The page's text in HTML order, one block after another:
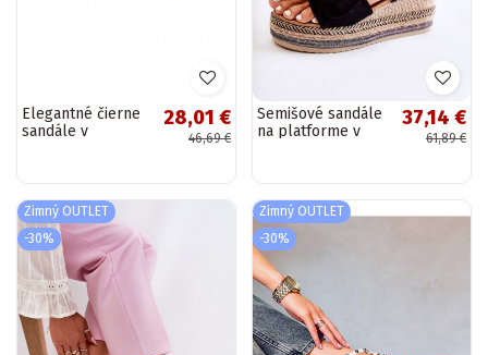
Elegantné čierne
sandále v
28,01 €
46,69 €
Semišové sandále
na platforme v
37,14 €
61,89 €
Zimný OUTLET
-30%
Zimný OUTLET
-30%